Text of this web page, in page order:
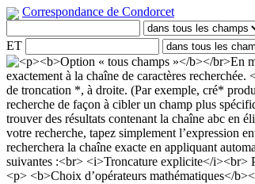
Correspondance de Condorcet
ET